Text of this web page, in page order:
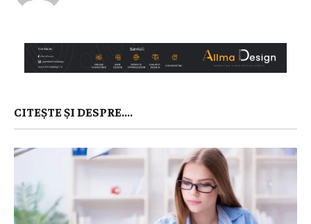
CITEȘTE ȘI DESPRE....